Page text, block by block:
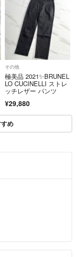
その他
極美品 2021✨BRUNEL
LO CUCINELLI ストレ
ッチレザー パンツ
¥29,880
め